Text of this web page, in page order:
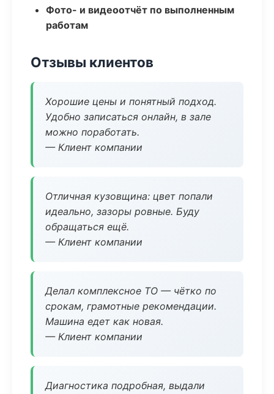
Фото- и видеоотчёт по выполненным
работам
Отзывы клиентов
Хорошие цены и понятный подход.
Удобно записаться онлайн, в зале
можно поработать.
— Клиент компании
Отличная кузовщина: цвет попали
идеально, зазоры ровные. Буду
обращаться ещё.
— Клиент компании
Делал комплексное ТО — чётко по
срокам, грамотные рекомендации.
Машина едет как новая.
— Клиент компании
Диагностика подробная, выдали